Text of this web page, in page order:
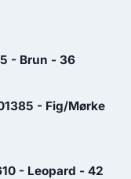
- Brun - 36
kr..
- Fig/Mørke
- Leopard - 42